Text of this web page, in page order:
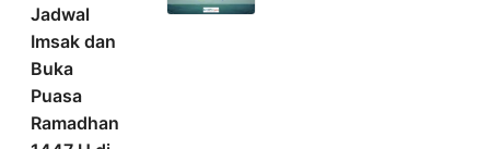
Jadwal
Imsak dan
Buka
Puasa
Ramadhan